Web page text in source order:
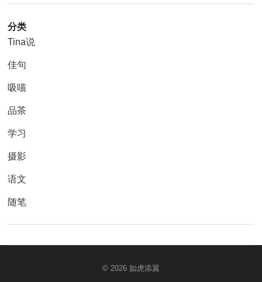
分类
Tina说
佳句
吸喵
品茶
学习
摄影
语文
随笔
© 2026 如虎添翼